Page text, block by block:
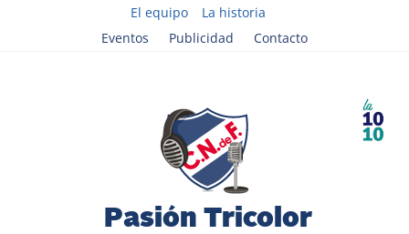
El equipo
La historia
Eventos
Publicidad Contacto